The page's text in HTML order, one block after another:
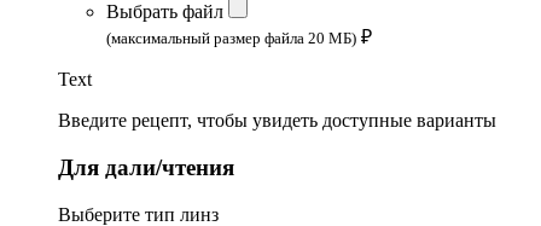
Выбрать файл
(максимальный размер файла 20 МБ) ₽
Text
Введите рецепт, чтобы увидеть доступные варианты
Для дали/чтения
Выберите тип линз